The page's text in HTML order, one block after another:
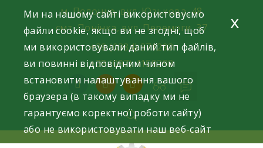
content
м. Полонне, вул. Юзькова, 48
смт. Понінка, вул. Перемоги, 37
+38 (0384) 371293
+38 (097) 4159398
facebookinstagramyoutube
Ми на нашому сайті використовуємо
файли cookie, якщо ви не згодні, щоб
ми використовували даний тип файлів,
ви повинні відповідним чином
встановити налаштування вашого
браузера (в такому випадку ми не
гарантуємо коректної роботи сайту)
або не використовувати наш веб-сайт
x